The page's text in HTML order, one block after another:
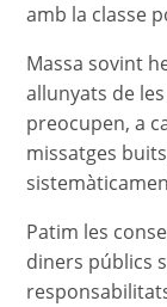
amb la classe
Massa sovint
allunyats de
preocupen, a
missatges
Patim les
diners públics